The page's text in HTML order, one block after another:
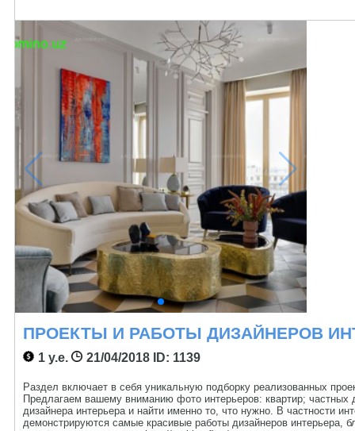
ПРОЕКТЫ И РАБОТЫ ДИЗАЙНЕРОВ
1 у.е. 21/04/2018ID: 1139
Раздел включает в себя уникальную подборку реализованных
Предлагаем вашему вниманию фото интерьеров: квартир;
дизайнера интерьера и найти именно то, что нужно. В частности
демонстрируются самые красивые работы дизайнеров интерьера,